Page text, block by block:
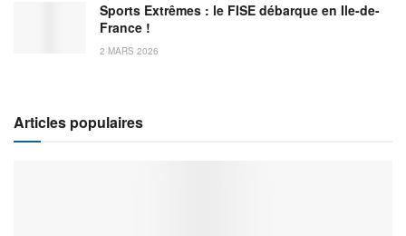
Sports Extrêmes : le FISE débarque en Ile-de-
France !
2 MARS 2026
Articles populaires